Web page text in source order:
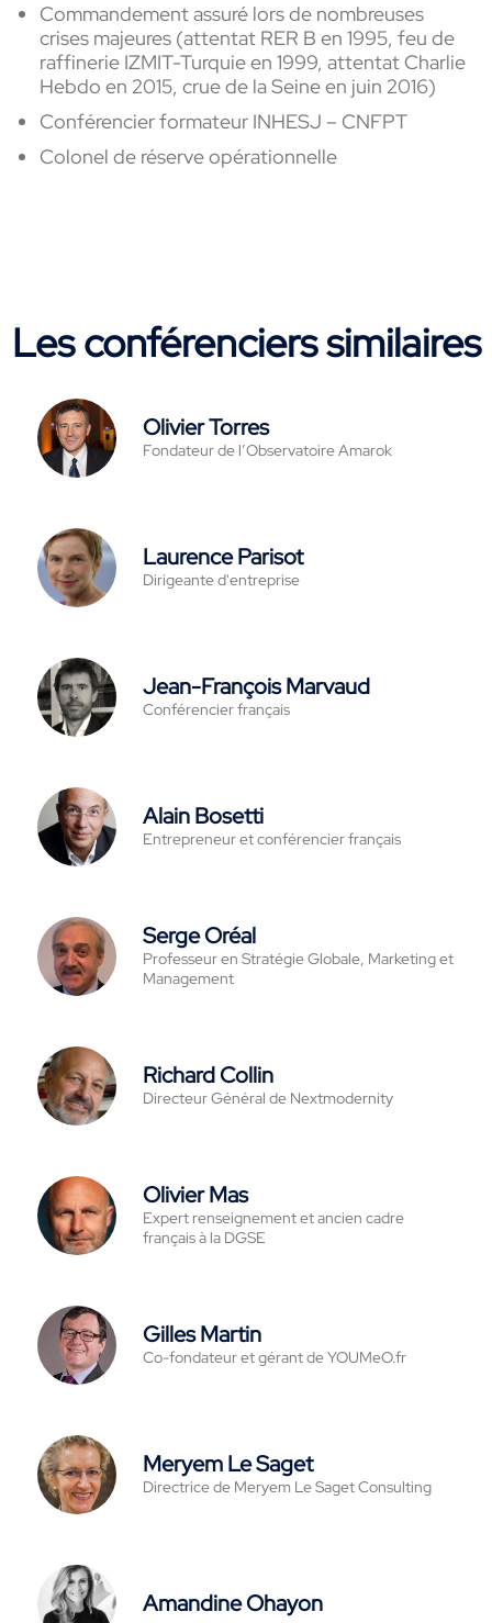
Commandement assuré lors de nombreuses
crises majeures (attentat RER B en 1995, feu de
raffinerie IZMIT-Turquie en 1999, attentat Charlie
Hebdo en 2015, crue de la Seine en juin 2016)
Conférencier formateur INHESJ – CNFPT
Colonel de réserve opérationnelle
Les conférenciers similaires
Olivier Torres
Fondateur de l’Observatoire Amarok
Laurence Parisot
Dirigeante d'entreprise
Jean-François Marvaud
Conférencier français
Alain Bosetti
Entrepreneur et conférencier français
Serge Oréal
Professeur en Stratégie Globale, Marketing et
Management
Richard Collin
Directeur Général de Nextmodernity
Olivier Mas
Expert renseignement et ancien cadre
français à la DGSE
Gilles Martin
Co-fondateur et gérant de YOUMeO.fr
Meryem Le Saget
Directrice de Meryem Le Saget Consulting
Amandine Ohayon